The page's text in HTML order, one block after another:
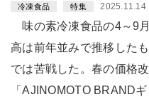
冷凍食品 特集 2025.11.14
味の素冷凍食品の4～9
高は前年並みで推移した
では苦戦した。春の価格
「AJINOMOTO BRAND